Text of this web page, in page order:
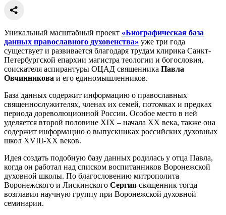
Уникальный масштабный проект «Биографическая база
данных православного духовенства» уже три года
существует и развивается благодаря трудам клирика Санкт-
Петербургской епархии магистра теологии и богословия,
соискателя аспирантуры ОЦАД священника Павла
Овчинникова и его единомышленников.
База данных содержит информацию о православных
священнослужителях, членах их семей, потомках и предках
периода дореволюционной России. Особое место в ней
уделяется второй половине XIX – начала XX века, также она
содержит информацию о выпускниках российских духовных
школ XVIII-XX веков.
Идея создать подобную базу данных родилась у отца Павла,
когда он работал над списком воспитанников Воронежской
духовной школы. По благословению митрополита
Воронежского и Лискинского Сергия священник тогда
возглавил научную группу при Воронежской духовной
семинарии.